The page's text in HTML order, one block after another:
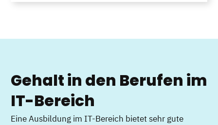
Gehalt in den Berufen im
IT-Bereich
Eine Ausbildung im IT-Bereich bietet sehr gute